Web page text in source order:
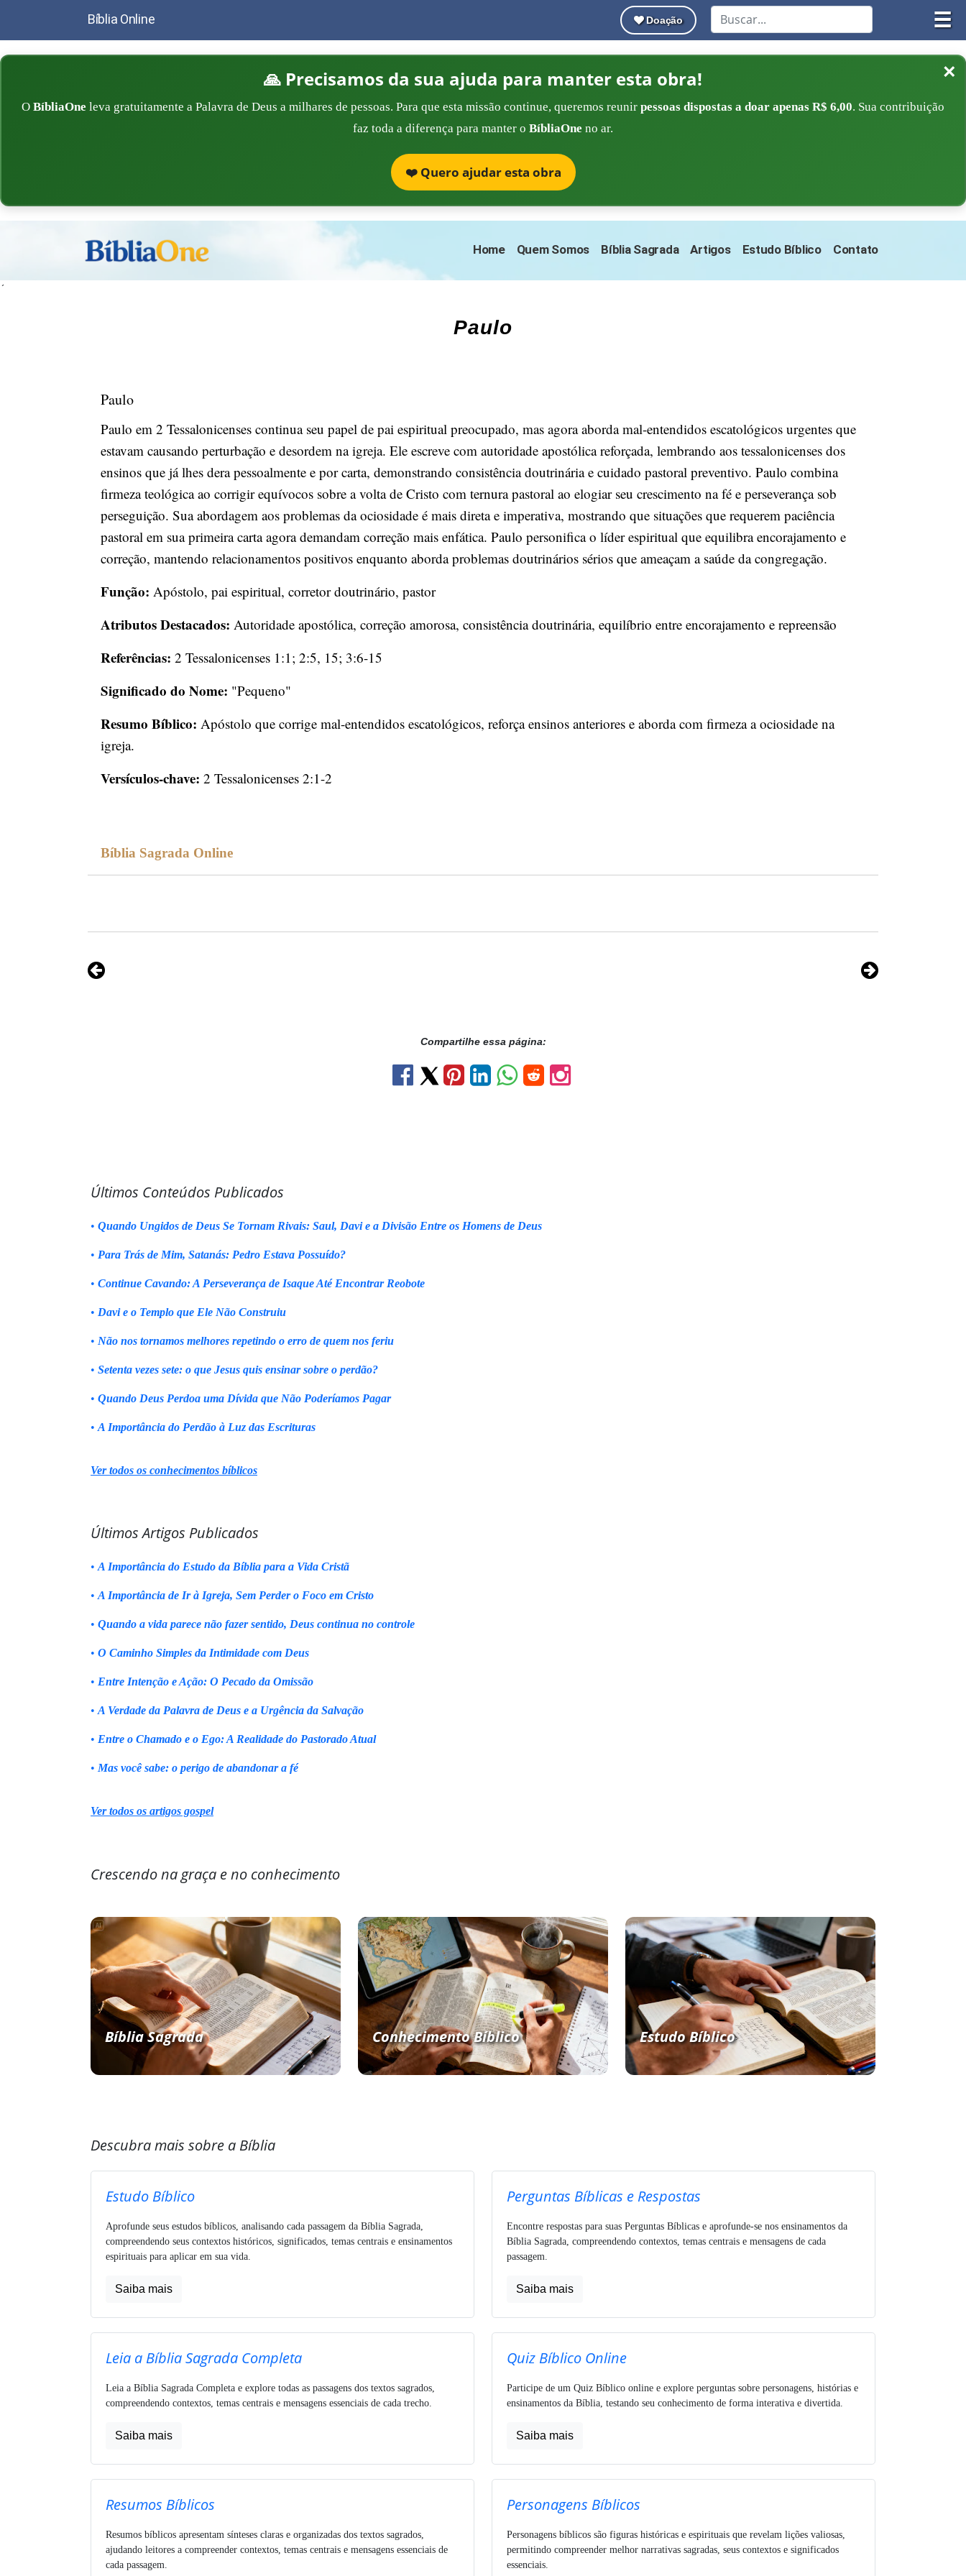
☰
Bíblia Online Doação
×
🙏 Precisamos da sua ajuda para manter esta obra!
O BíbliaOne leva gratuitamente a Palavra de Deus a milhares de pessoas. Para que esta missão continue, queremos reunir pessoas dispostas a doar apenas R$ 6,00. Sua contribuição
faz toda a diferença para manter o BíbliaOne no ar.
❤️ Quero ajudar esta obra
Home Quem Somos Bíblia Sagrada Artigos Estudo Bíblico Contato
´
Paulo
Paulo
Paulo em 2 Tessalonicenses continua seu papel de pai espiritual preocupado, mas agora aborda mal-entendidos escatológicos urgentes que
estavam causando perturbação e desordem na igreja. Ele escreve com autoridade apostólica reforçada, lembrando aos tessalonicenses dos
ensinos que já lhes dera pessoalmente e por carta, demonstrando consistência doutrinária e cuidado pastoral preventivo. Paulo combina
firmeza teológica ao corrigir equívocos sobre a volta de Cristo com ternura pastoral ao elogiar seu crescimento na fé e perseverança sob
perseguição. Sua abordagem aos problemas da ociosidade é mais direta e imperativa, mostrando que situações que requerem paciência
pastoral em sua primeira carta agora demandam correção mais enfática. Paulo personifica o líder espiritual que equilibra encorajamento e
correção, mantendo relacionamentos positivos enquanto aborda problemas doutrinários sérios que ameaçam a saúde da congregação.
Função: Apóstolo, pai espiritual, corretor doutrinário, pastor
Atributos Destacados: Autoridade apostólica, correção amorosa, consistência doutrinária, equilíbrio entre encorajamento e repreensão
Referências: 2 Tessalonicenses 1:1; 2:5, 15; 3:6-15
Significado do Nome: "Pequeno"
Resumo Bíblico: Apóstolo que corrige mal-entendidos escatológicos, reforça ensinos anteriores e aborda com firmeza a ociosidade na
igreja.
Versículos-chave: 2 Tessalonicenses 2:1-2
Bíblia Sagrada Online
Compartilhe essa página:
Últimos Conteúdos Publicados
• Quando Ungidos de Deus Se Tornam Rivais: Saul, Davi e a Divisão Entre os Homens de Deus
• Para Trás de Mim, Satanás: Pedro Estava Possuído?
• Continue Cavando: A Perseverança de Isaque Até Encontrar Reobote
• Davi e o Templo que Ele Não Construiu
• Não nos tornamos melhores repetindo o erro de quem nos feriu
• Setenta vezes sete: o que Jesus quis ensinar sobre o perdão?
• Quando Deus Perdoa uma Dívida que Não Poderíamos Pagar
• A Importância do Perdão à Luz das Escrituras
Ver todos os conhecimentos bíblicos
Últimos Artigos Publicados
• A Importância do Estudo da Bíblia para a Vida Cristã
• A Importância de Ir à Igreja, Sem Perder o Foco em Cristo
• Quando a vida parece não fazer sentido, Deus continua no controle
• O Caminho Simples da Intimidade com Deus
• Entre Intenção e Ação: O Pecado da Omissão
• A Verdade da Palavra de Deus e a Urgência da Salvação
• Entre o Chamado e o Ego: A Realidade do Pastorado Atual
• Mas você sabe: o perigo de abandonar a fé
Ver todos os artigos gospel
Crescendo na graça e no conhecimento
Bíblia Sagrada Conhecimento Bíblico Estudo Bíblico
Descubra mais sobre a Bíblia
Estudo Bíblico
Aprofunde seus estudos bíblicos, analisando cada passagem da Bíblia Sagrada,
compreendendo seus contextos históricos, significados, temas centrais e ensinamentos
espirituais para aplicar em sua vida.
Saiba mais
Perguntas Bíblicas e Respostas
Encontre respostas para suas Perguntas Bíblicas e aprofunde-se nos ensinamentos da
Bíblia Sagrada, compreendendo contextos, temas centrais e mensagens de cada
passagem.
Saiba mais
Leia a Bíblia Sagrada Completa
Leia a Bíblia Sagrada Completa e explore todas as passagens dos textos sagrados,
compreendendo contextos, temas centrais e mensagens essenciais de cada trecho.
Saiba mais
Quiz Bíblico Online
Participe de um Quiz Bíblico online e explore perguntas sobre personagens, histórias e
ensinamentos da Bíblia, testando seu conhecimento de forma interativa e divertida.
Saiba mais
Resumos Bíblicos
Resumos bíblicos apresentam sínteses claras e organizadas dos textos sagrados,
ajudando leitores a compreender contextos, temas centrais e mensagens essenciais de
cada passagem.
Personagens Bíblicos
Personagens bíblicos são figuras históricas e espirituais que revelam lições valiosas,
permitindo compreender melhor narrativas sagradas, seus contextos e significados
essenciais.